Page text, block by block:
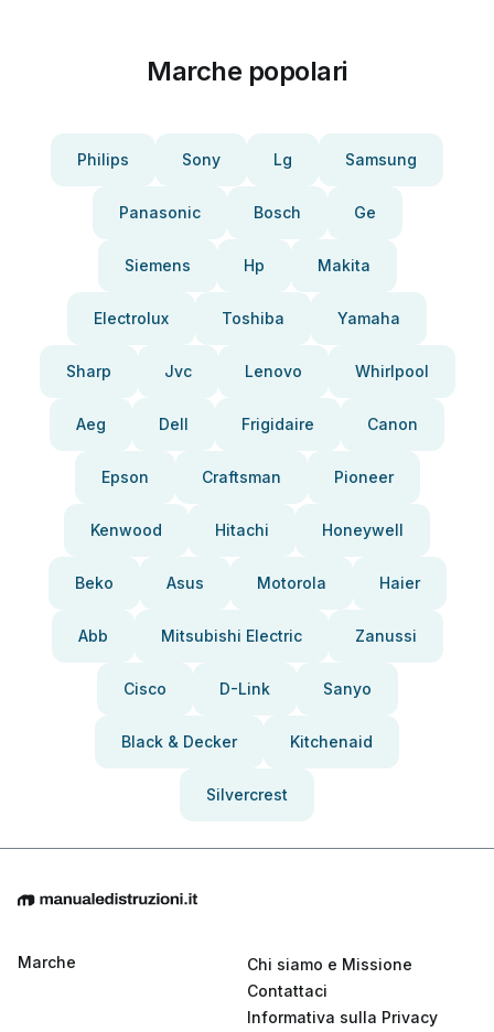
Marche popolari
Philips Sony Lg Samsung
Panasonic Bosch Ge
Siemens Hp Makita
Electrolux Toshiba Yamaha
Sharp Jvc Lenovo Whirlpool
Aeg Dell Frigidaire Canon
Epson Craftsman Pioneer
Kenwood Hitachi Honeywell
Beko Asus Motorola Haier
Abb Mitsubishi Electric Zanussi
Cisco D-Link Sanyo
Black & Decker Kitchenaid
Silvercrest
Marche
Chi siamo e Missione
Contattaci
Informativa sulla Privacy